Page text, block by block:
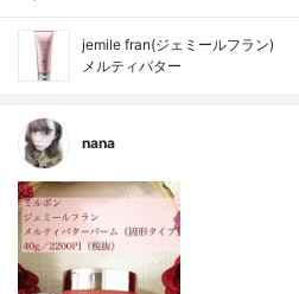
jemile fran(ジェミールフラン)
メルティバター
nana